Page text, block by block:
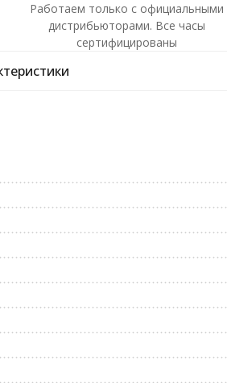
Работаем только с официальными
дистрибьюторами. Все часы
сертифицированы